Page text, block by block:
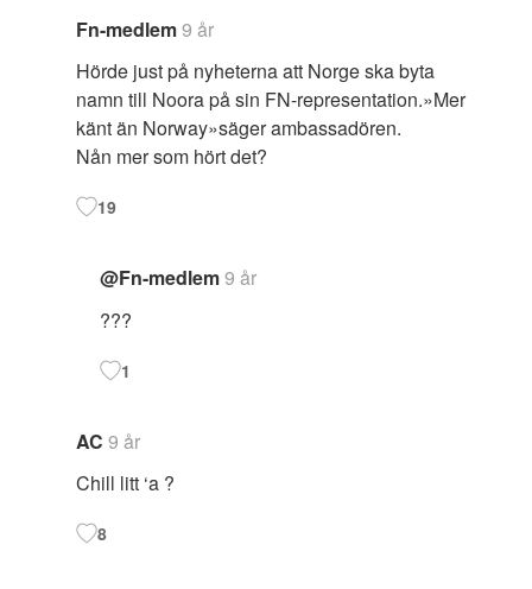
Fn-medlem9 år
Hörde just på nyheterna att Norge ska byta
namn till Noora på sin FN-representation.»Mer
känt än Norway»säger ambassadören.
Nån mer som hört det?
19
@Fn-medlem9 år
???
1
AC 9 år
Chill litt ‘a ?
8